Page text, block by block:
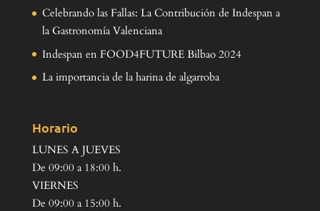
Celebrando las Fallas: La Contribución de Indespan a
la Gastronomía Valenciana
Indespan en FOOD4FUTURE Bilbao 2024
La importancia de la harina de algarroba
Horario
LUNES A JUEVES
De 09:00 a 18:00 h.
VIERNES
De 09:00 a 15:00 h.